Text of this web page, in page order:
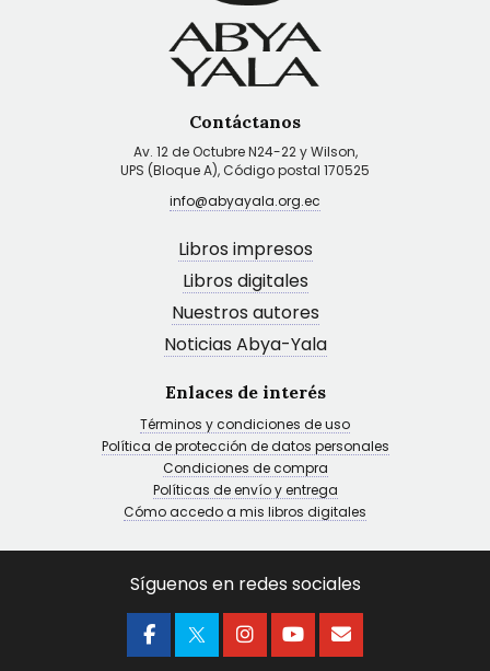
Contáctanos
Av. 12 de Octubre N24-22 y Wilson,
UPS (Bloque A), Código postal 170525
info@abyayala.org.ec
Libros impresos
Libros digitales
Nuestros autores
Noticias Abya-Yala
Enlaces de interés
Términos y condiciones de uso
Política de protección de datos personales
Condiciones de compra
Políticas de envío y entrega
Cómo accedo a mis libros digitales
Síguenos en redes sociales